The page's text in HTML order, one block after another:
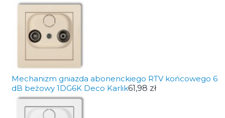
Mechanizm gniazda abonenckiego RTV końcowego 6
dB beżowy 1DG6K Deco Karlik61,98 zł